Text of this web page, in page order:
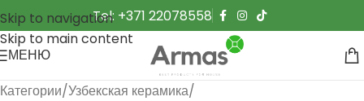
Skip to navigation
Skip to main content
Tel: +371 22078558
МЕНЮ
Категории Узбекская керамика